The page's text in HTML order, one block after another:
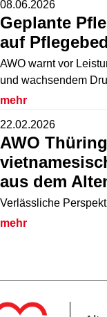
08.06.2026
Geplante
auf
AWO warnt vor
und wachsendem
mehr
22.02.2026
AWO
aus dem
Verlässliche
mehr